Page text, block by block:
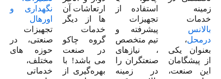
زمینه
خدمات
بالانس
درمحل،
بعنوان یکی
از پیشگامان
این صنعت،
استفاده از
تجهیزات
پیشرفته و
تیم متخصص
، نیازهای
صنعتگران را
در زمینه
ارتعاشات آن
ها از دیگر
خدمات
گروه چاکو
در صنعت
می باشد! با
بهره‌گیری از
نگهداری و
اورهال
تجهیزات
صنعتی، در
حوزه های
مختلف،
خدماتی